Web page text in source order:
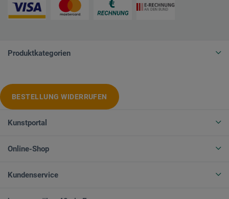
Produktkategorien
BESTELLUNG WIDERRUFEN
Kunstportal
Online-Shop
Kundenservice